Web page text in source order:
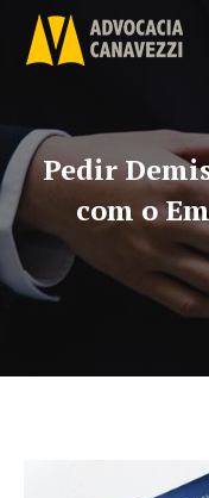
Pedir
com o